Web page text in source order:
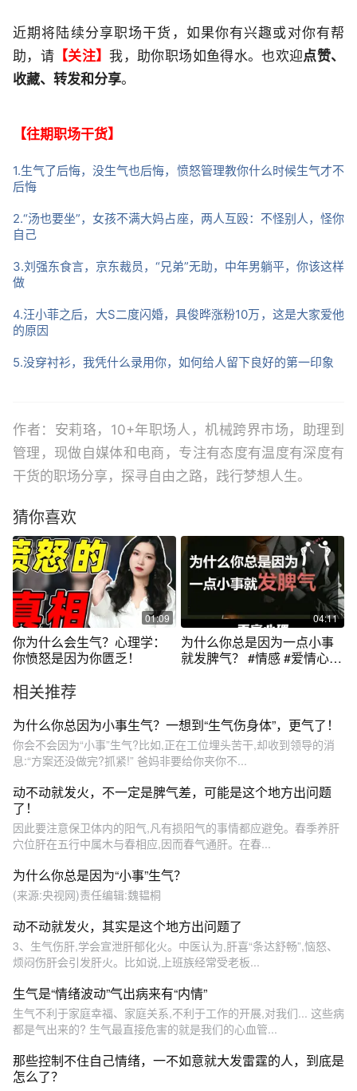
近期将陆续分享职场干货，如果你有兴趣或对你有帮
助，请 【关注】我，助你职场如鱼得水。也欢迎点赞、
收藏、转发和分享。
【往期职场干货】
1.生气了后悔，没生气也后悔，愤怒管理教你什么时候生气才不
后悔
2.“汤也要坐”，女孩不满大妈占座，两人互殴：不怪别人，怪你
自己
3.刘强东食言，京东裁员，“兄弟”无助，中年男躺平，你该这样
做
4.汪小菲之后，大S二度闪婚，具俊晔涨粉10万，这是大家爱他
的原因
5.没穿衬衫，我凭什么录用你，如何给人留下良好的第一印象
作者：安莉珞，10+年职场人，机械跨界市场，助理到
管理，现做自媒体和电商，专注有态度有温度有深度有
干货的职场分享，探寻自由之路，践行梦想人生。
猜你喜欢
01:09
你为什么会生气？心理学：
你愤怒是因为你匮乏！
04:11
为什么你总是因为一点小事
就发脾气？ #情感 #爱情心理
相关推荐
为什么你总因为小事生气？一想到“生气伤身体”，更气了！
你会不会因为“小事”生气?比如,正在工位埋头苦干,却收到领导的消
息:“方案还没做完?抓紧!” 爸妈非要给你夹你不...
动不动就发火，不一定是脾气差，可能是这个地方出问题
了！
因此要注意保卫体内的阳气,凡有损阳气的事情都应避免。春季养肝
穴位肝在五行中属木与春相应,因而春气通肝。在春...
为什么你总是因为“小事”生气？
(来源:央视网)责任编辑:魏韫桐
动不动就发火，其实是这个地方出问题了
3、生气伤肝,学会宣泄肝郁化火。中医认为,肝喜“条达舒畅”,恼怒、
烦闷伤肝会引发肝火。比如说,上班族经常受老板...
生气是“情绪波动”气出病来有“内情”
生气不利于家庭幸福、家庭关系,不利于工作的开展,对我们... 这些病
都是气出来的? 生气最直接危害的就是我们的心血管...
那些控制不住自己情绪，一不如意就大发雷霆的人，到底是
怎么了？